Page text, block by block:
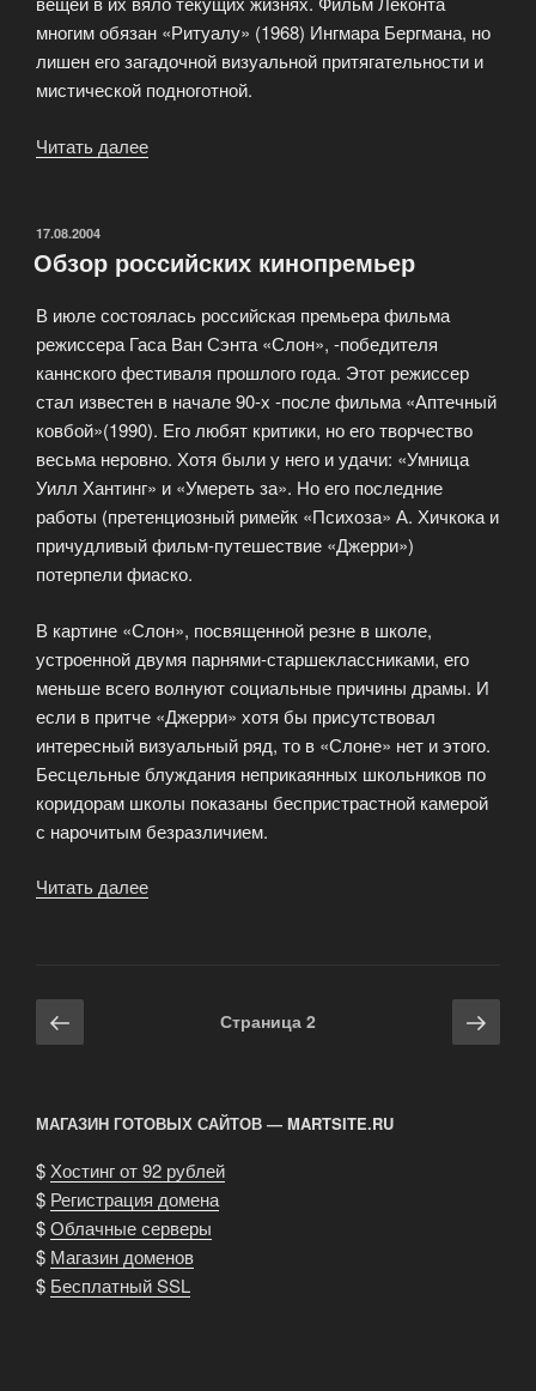
многим обязан «Ритуалу» (1968) Ингмара Бергмана, но
лишен его загадочной визуальной притягательности и
мистической подноготной.
Читать далее
Леконта»
ОПУБЛИКОВАНО
17.08.2004
Обзор российских кинопремьер
В июле состоялась российская премьера фильма
режиссера Гаса Ван Сэнта «Слон», -победителя
каннского фестиваля прошлого года. Этот режиссер
стал известен в начале 90-х -после фильма «Аптечный
ковбой»(1990). Его любят критики, но его творчество
весьма неровно. Хотя были у него и удачи: «Умница
Уилл Хантинг» и «Умереть за». Но его последние
работы (претенциозный римейк «Психоза» А. Хичкока и
причудливый фильм-путешествие «Джерри»)
потерпели фиаско.
В картине «Слон», посвященной резне в школе,
устроенной двумя парнями-старшеклассниками, его
меньше всего волнуют социальные причины драмы. И
если в притче «Джерри» хотя бы присутствовал
интересный визуальный ряд, то в «Слоне» нет и этого.
Бесцельные блуждания неприкаянных школьников по
коридорам школы показаны беспристрастной камерой
с нарочитым безразличием.
Читать далее
Навигация
по
Предыдущая
страница
Страница 2
МАГАЗИН ГОТОВЫХ САЙТОВ — MARTSITE.RU
$ Хостинг от 92 рублей
$ Регистрация домена
$Облачные серверы
$ Магазин доменов
$ Бесплатный SSL